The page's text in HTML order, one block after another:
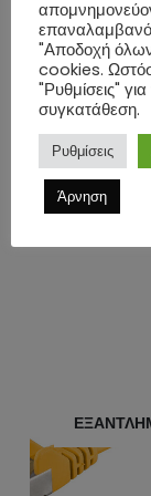
-Material
-Μήκος: 0.25m
-Χρώμα: Γκρι
ΕΠΙΠΛΈΟΝ
"Αποδοχή
cookies.
"Ρυθμίσεις"
συγκατάθεση.
Ρυθμίσεις
Άρνηση